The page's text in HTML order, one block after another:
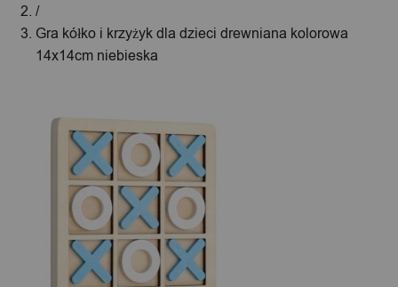
/
Gra kółko i krzyżyk dla dzieci drewniana kolorowa
14x14cm niebieska